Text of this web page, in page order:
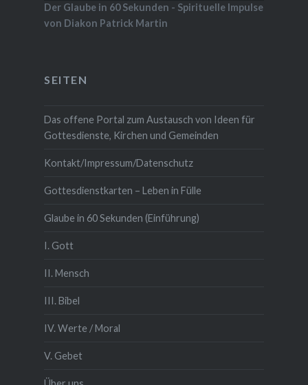
Der Glaube in 60 Sekunden - Spirituelle Impulse
von Diakon Patrick Martin
SEITEN
Das offene Portal zum Austausch von Ideen für
Gottesdienste, Kirchen und Gemeinden
Kontakt/Impressum/Datenschutz
Gottesdienstkarten – Leben in Fülle
Glaube in 60 Sekunden (Einführung)
I. Gott
II. Mensch
III. Bibel
IV. Werte / Moral
V. Gebet